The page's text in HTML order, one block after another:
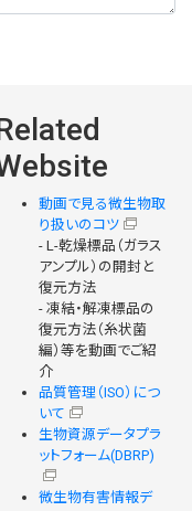
動画で見る微生物取
り扱いのコツ
- L-乾燥標品（ガラス
アンプル）の開封と
復元方法
- 凍結・解凍標品の
復元方法（糸状菌
編）等を動画でご紹
介
品質管理（ISO）につ
いて
生物資源データプラ
ットフォーム(DBRP)
微生物有害情報デ